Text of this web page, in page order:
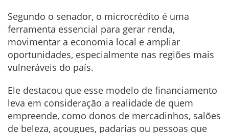
Segundo o senador, o microcrédito é uma
ferramenta essencial para gerar renda,
movimentar a economia local e ampliar
oportunidades, especialmente nas regiões mais
vulneráveis do país.
Ele destacou que esse modelo de financiamento
leva em consideração a realidade de quem
empreende, como donos de mercadinhos, salões
de beleza, açougues, padarias ou pessoas que